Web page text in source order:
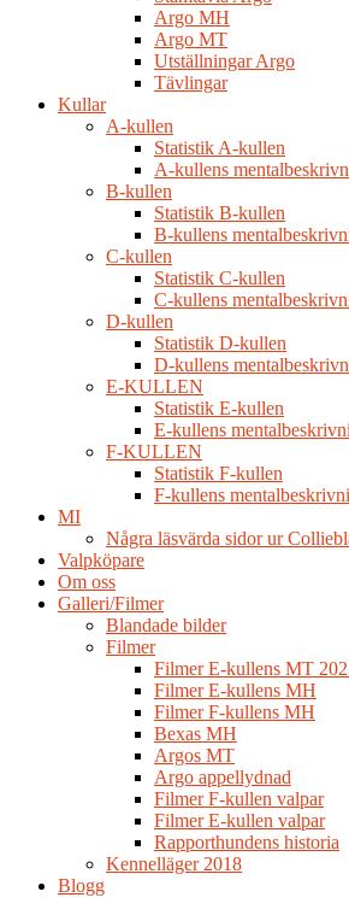
Argo MH
Argo MT
Utställningar Argo
Tävlingar
Kullar
A-kullen
Statistik A-kullen
A-kullens
B-kullen
Statistik B-kullen
B-kullens
C-kullen
Statistik C-kullen
C-kullens
D-kullen
Statistik D-kullen
D-kullens
E-KULLEN
Statistik E-kullen
E-kullens
F-KULLEN
Statistik F-kullen
F-kullens
MI
Några läsvärda sidor ur
Valpköpare
Om oss
Galleri/Filmer
Blandade bilder
Filmer
Filmer E-kullens MT
Filmer E-kullens MH
Filmer F-kullens MH
Bexas MH
Argos MT
Argo appellydnad
Filmer F-kullen valpar
Filmer E-kullen valpar
Rapporthundens historia
Kennelläger 2018
Blogg